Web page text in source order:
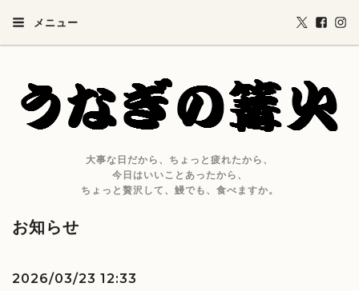
メニュー
大事な日だから、ちょっと疲れたから、
今日はいいことあったから、
ちょっと贅沢して、鰻でも、食べますか。
お知らせ
2026/03/23 12:33